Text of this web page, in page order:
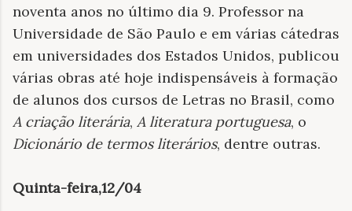
noventa anos no último dia 9. Professor na
Universidade de São Paulo e em várias cátedras
em universidades dos Estados Unidos, publicou
várias obras até hoje indispensáveis à formação
de alunos dos cursos de Letras no Brasil, como
A criação literária, A literatura portuguesa, o
Dicionário de termos literários, dentre outras.
Quinta-feira,12/04